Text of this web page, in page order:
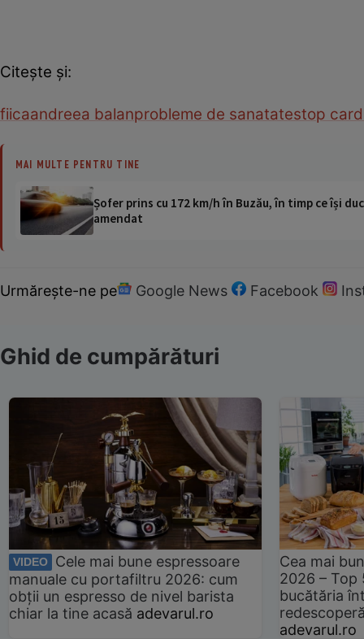
Citeşte şi:
fiicaandreea balanprobleme de sanatatestop
MAI MULTE PENTRU TINE
Șofer prins cu 172 km/h în Buzău, în timp ce își
amendat
Urmărește-ne pe Google News Facebook
Ghid de cumpărături
VIDEO
Cele mai bune espressoare
manuale cu portafiltru 2026: cum
obții un espresso de nivel barista
chiar la tine acasă adevarul.ro
Cea mai
2026 –
bucătăria
adevarul.ro